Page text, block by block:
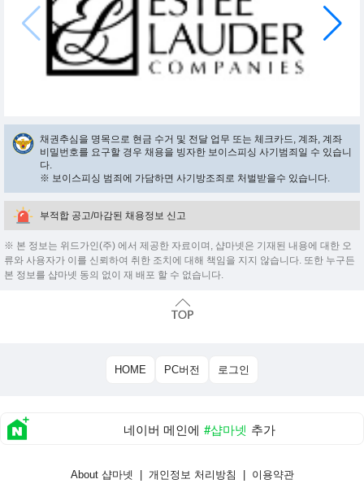
채권추심을 명목으로 현금 수거 및 전달 업무 또는 체크카드, 계좌, 계좌
비밀번호를 요구할 경우 채용을 빙자한 보이스피싱 사기범죄일 수 있습니
다.
※ 보이스피싱 범죄에 가담하면 사기방조죄로 처벌받을수 있습니다.
부적합 공고/마감된 채용정보 신고
※ 본 정보는 위드가인(주) 에서 제공한 자료이며, 샵마넷은 기재된 내용에 대한 오
류와 사용자가 이를 신뢰하여 취한 조치에 대해 책임을 지지 않습니다. 또한 누구든
본 정보를 샵마넷 동의 없이 재 배포 할 수 없습니다.
HOME PC버전 로그인
네이버 메인에 #샵마넷 추가
About 샵마넷 개인정보 처리방침
이용약관